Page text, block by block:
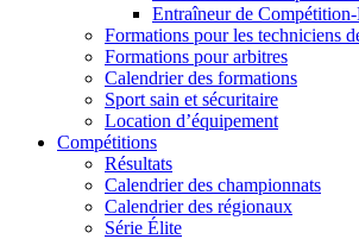
Entraîneur de
Formations pour les techniciens
Formations pour arbitres
Calendrier des formations
Sport sain et sécuritaire
Location d’équipement
Compétitions
Résultats
Calendrier des championnats
Calendrier des régionaux
Série Élite